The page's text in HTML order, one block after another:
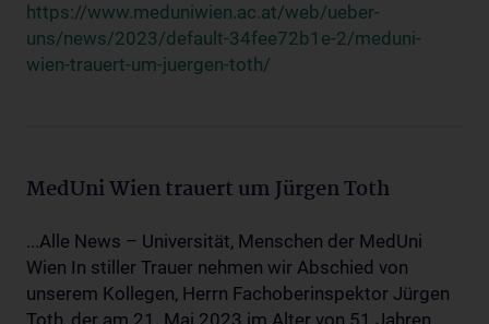
https://www.meduniwien.ac.at/web/ueber-
uns/news/2023/default-34fee72b1e-2/meduni-
wien-trauert-um-juergen-toth/
MedUni Wien trauert um Jürgen Toth
...Alle News – Universität, Menschen der MedUni
Wien In stiller Trauer nehmen wir Abschied von
unserem Kollegen, Herrn Fachoberinspektor Jürgen
Toth, der am 21. Mai 2023 im Alter von 51 Jahren